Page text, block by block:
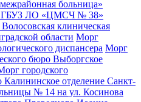
больница»
ГБУЗ ЛО «ЦМСЧ № 38»
клиническая
области Морг
диспансера Морг
бюро Выборгское
городского
Калининское отделение Санкт-
№ 14 на ул. Косинова